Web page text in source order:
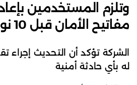
وتلزم المستخدمين
مفاتيح الأمان قبل 10 نوفمبر
الشركة تؤكد أن التحديث إجراء
له بأي حادثة أمنية